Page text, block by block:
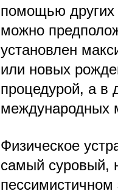
помощью других
можно
установлен
или новых
процедурой, а в
международных
Физическое
самый суровый,